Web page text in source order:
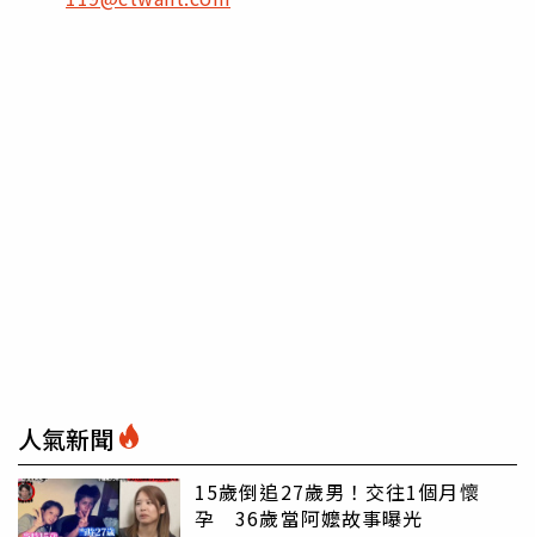
人氣新聞
15歲倒追27歲男！交往1個月懷
孕 36歲當阿嬤故事曝光